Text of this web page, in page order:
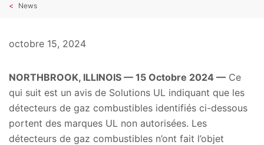
News
octobre 15, 2024
NORTHBROOK, ILLINOIS — 15 Octobre 2024 — Ce
qui suit est un avis de Solutions UL indiquant que les
détecteurs de gaz combustibles identifiés ci-dessous
portent des marques UL non autorisées. Les
détecteurs de gaz combustibles n’ont fait l’objet